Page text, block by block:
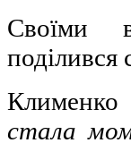
Своїми
стала